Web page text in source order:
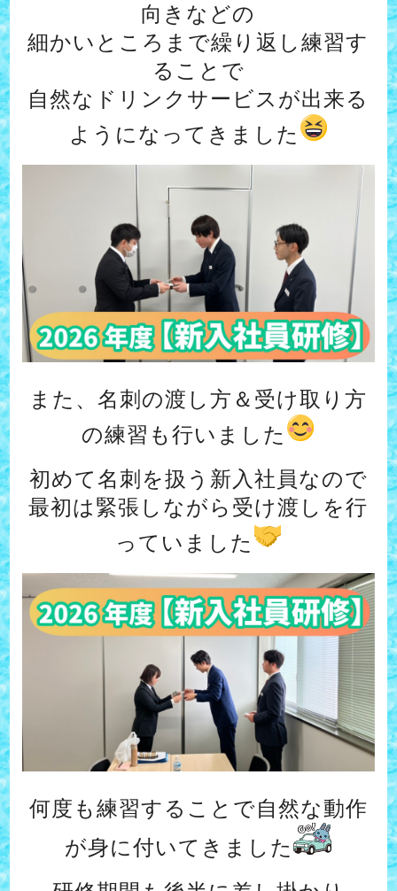
向きなどの
細かいところまで繰り返し練習す
ることで
自然なドリンクサービスが出来る
ようになってきました
また、名刺の渡し方＆受け取り方
の練習も行いました
初めて名刺を扱う新入社員なので
最初は緊張しながら受け渡しを行
っていました
何度も練習することで自然な動作
が身に付いてきました